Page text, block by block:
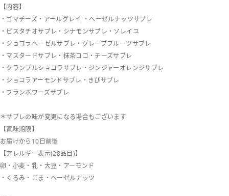
【内容】
・ゴマチーズ・アールグレイ ・ヘーゼルナッツサブレ
・ピスタチオサブレ・シナモンサブレ・ソレイユ
・ショコラヘーゼルサブレ・グレープフルーツサブレ
・マスタードサブレ・抹茶ココ・チーズサブレ
・クランブルショコラサブレ・ジンジャーオレンジサブレ
・ショコラアーモンドサブレ・きびサブレ
・フランボワーズサブレ
＊サブレの味が変更になる場合もございます
【賞味期限】
お届けから10日前後
【アレルギー表示(28品目)】
卵・小麦・乳・大豆・アーモンド
・くるみ・ごま・ヘーゼルナッツ